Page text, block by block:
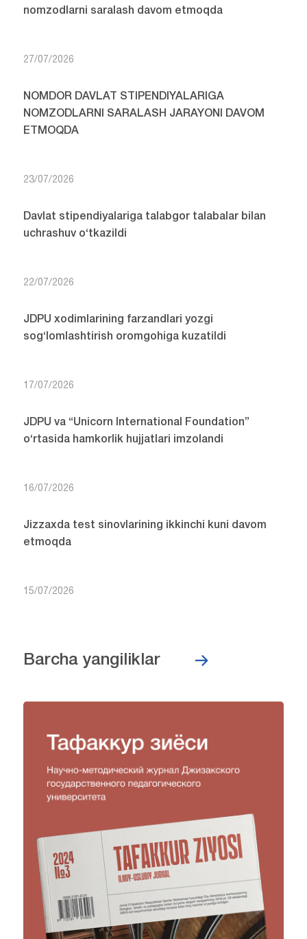
nomzodlarni saralash davom etmoqda
27/07/2026
NOMDOR DAVLAT STIPENDIYALARIGA
NOMZODLARNI SARALASH JARAYONI DAVOM
ETMOQDA
23/07/2026
Davlat stipendiyalariga talabgor talabalar bilan
uchrashuv o‘tkazildi
22/07/2026
JDPU xodimlarining farzandlari yozgi
sog‘lomlashtirish oromgohiga kuzatildi
17/07/2026
JDPU va “Unicorn International Foundation”
o‘rtasida hamkorlik hujjatlari imzolandi
16/07/2026
Jizzaxda test sinovlarining ikkinchi kuni davom
etmoqda
15/07/2026
Barcha yangiliklar